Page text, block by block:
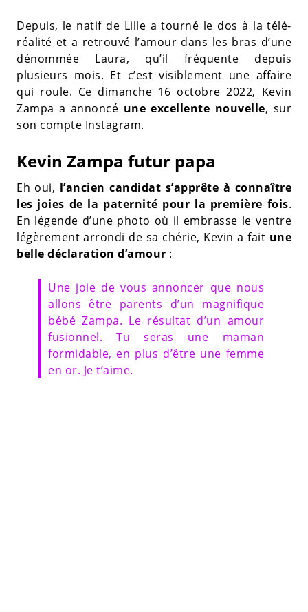
Depuis, le natif de Lille a tourné le dos à la télé-
réalité et a retrouvé l’amour dans les bras d’une
dénommée Laura, qu’il fréquente depuis
plusieurs mois. Et c’est visiblement une affaire
qui roule. Ce dimanche 16 octobre 2022, Kevin
Zampa a annoncé une excellente nouvelle, sur
son compte Instagram.
Kevin Zampa futur papa
Eh oui, l’ancien candidat s’apprête à connaître
les joies de la paternité pour la première fois.
En légende d’une photo où il embrasse le ventre
légèrement arrondi de sa chérie, Kevin a fait une
belle déclaration d’amour :
Une joie de vous annoncer que nous
allons être parents d’un magnifique
bébé Zampa. Le résultat d’un amour
fusionnel. Tu seras une maman
formidable, en plus d’être une femme
en or. Je t’aime.